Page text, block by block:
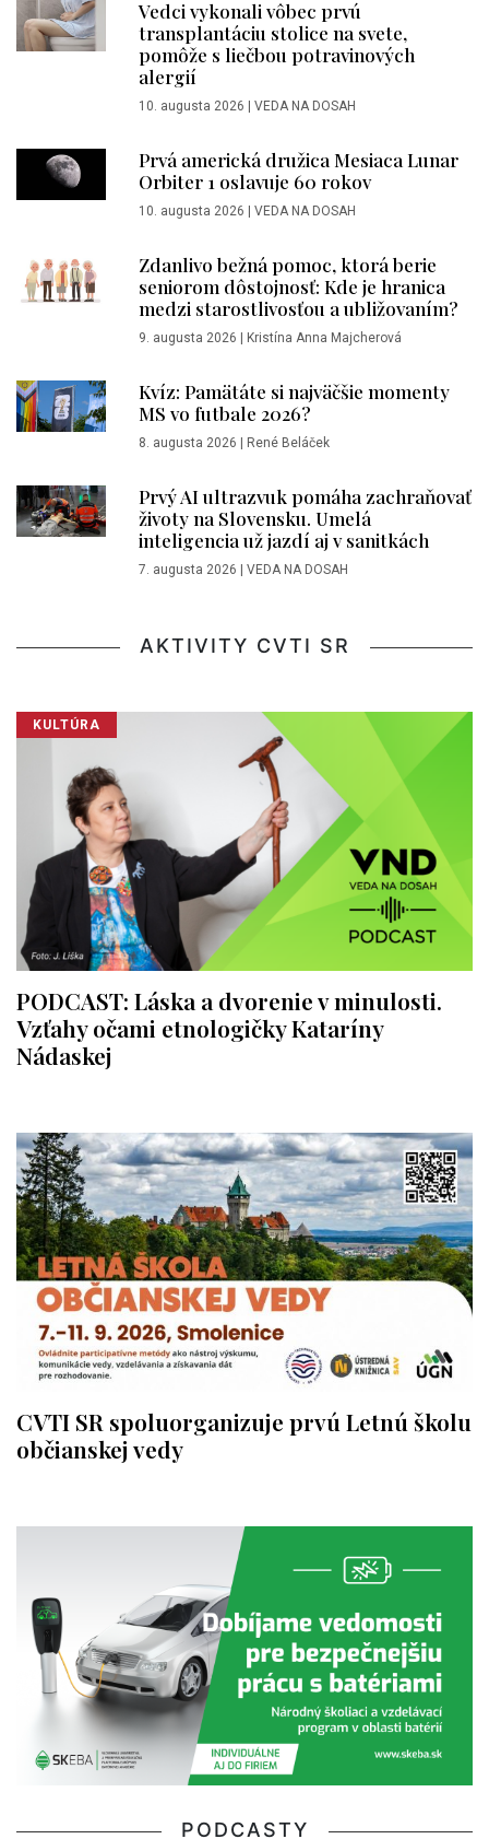
Vedci vykonali vôbec prvú
transplantáciu stolice na svete,
pomôže s liečbou potravinových
alergií
10. augusta 2026 VEDA NA DOSAH
Prvá americká družica Mesiaca Lunar
Orbiter 1 oslavuje 60 rokov
10. augusta 2026 VEDA NA DOSAH
Zdanlivo bežná pomoc, ktorá berie
seniorom dôstojnosť: Kde je hranica
medzi starostlivosťou a ubližovaním?
9. augusta 2026 Kristína Anna Majcherová
Kvíz: Pamätáte si najväčšie momenty
MS vo futbale 2026?
8. augusta 2026 René Beláček
Prvý AI ultrazvuk pomáha zachraňovať
životy na Slovensku. Umelá
inteligencia už jazdí aj v sanitkách
7. augusta 2026 VEDA NA DOSAH
AKTIVITY CVTI SR
KULTÚRA
PODCAST: Láska a dvorenie v minulosti.
Vzťahy očami etnologičky Kataríny
Nádaskej
CVTI SR spoluorganizuje prvú Letnú školu
občianskej vedy
PODCASTY